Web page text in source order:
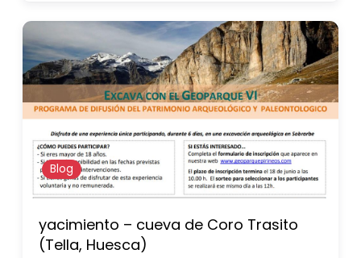
Blog
yacimiento – cueva de Coro Trasito
(Tella, Huesca)